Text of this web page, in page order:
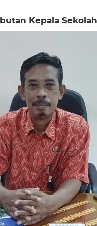
Kepala Sekolah